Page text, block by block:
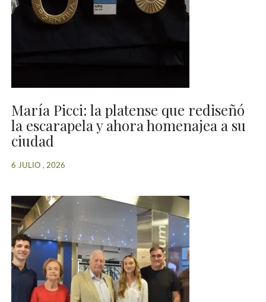
María Picci: la platense que rediseñó
la escarapela y ahora homenajea a su
ciudad
6 JULIO , 2026